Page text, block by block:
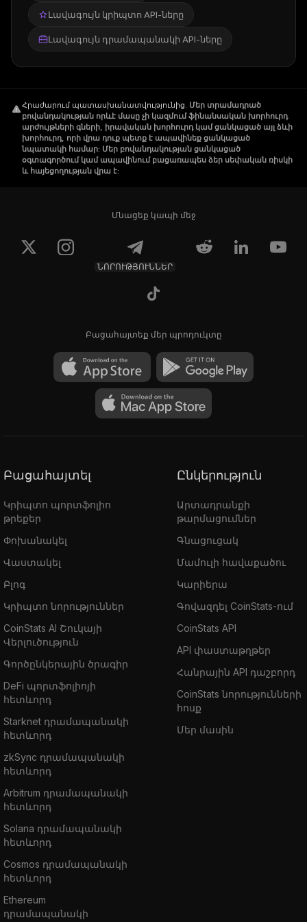
Լավագույն կրիպտո API-ները
Լավագույն դրամապանակի API-ները
Հրաժարում պատասխանատվությունից. Մեր տրամադրած
բովանդակության որևէ մասը չի կազմում ֆինանսական խորհուրդ
արժույթների գների, իրավական խորհուրդ կամ ցանկացած այլ ձևի
խորհուրդ, որի վրա դուք պետք է ապավինեք ցանկացած
նպատակի համար: Մեր բովանդակության ցանկացած
օգտագործում կամ ապավինում բացառապես ձեր սեփական ռիսկի
և հայեցողության վրա է:
Մնացեք կապի մեջ
ՆՈՐՈՒԹՅՈՒՆՆԵՐ
Բացահայտեք մեր պրոդուկտը
Բացահայտել
Կրիպտո պորտֆոլիո
թրեքեր
Փոխանակել
Վաստակել
Բլոգ
Կրիպտո նորություններ
CoinStats AI Շուկայի
Վերլուծություն
Գործընկերային ծրագիր
DeFi պորտֆոլիոյի
հետևորդ
Starknet դրամապանակի
հետևորդ
zkSync դրամապանակի
հետևորդ
Arbitrum դրամապանակի
հետևորդ
Solana դրամապանակի
հետևորդ
Cosmos դրամապանակի
հետևորդ
Ethereum
դրամապանակի
Ընկերություն
Արտադրանքի
թարմացումներ
Գնացուցակ
Մամուլի հավաքածու
Կարիերա
Գովազդել CoinStats-ում
CoinStats API
API փաստաթղթեր
Հանրային API դաշբորդ
CoinStats նորությունների
հոսք
Մեր մասին